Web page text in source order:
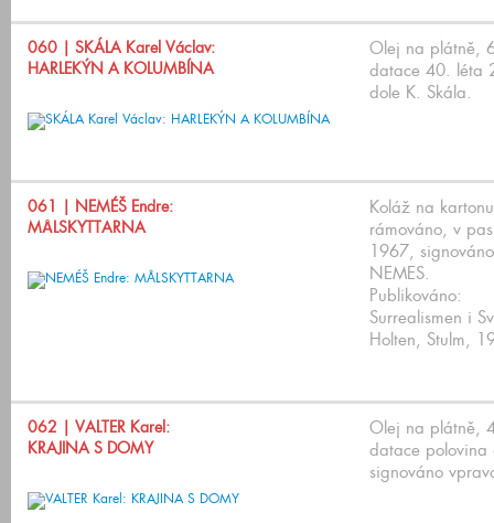
060 | SKÁLA Karel Václav:
HARLEKÝN A KOLUMBÍNA
Olej na plátně,
datace 40. léta
dole K. Skála.
061 | NEMÉŠ Endre:
MÅLSKYTTARNA
Koláž na
rámováno, v
1967,
NEMES.
Publikováno:
Surrealismen i
Holten, Stulm,
062 | VALTER Karel:
KRAJINA S DOMY
Olej na plátně,
datace
signováno